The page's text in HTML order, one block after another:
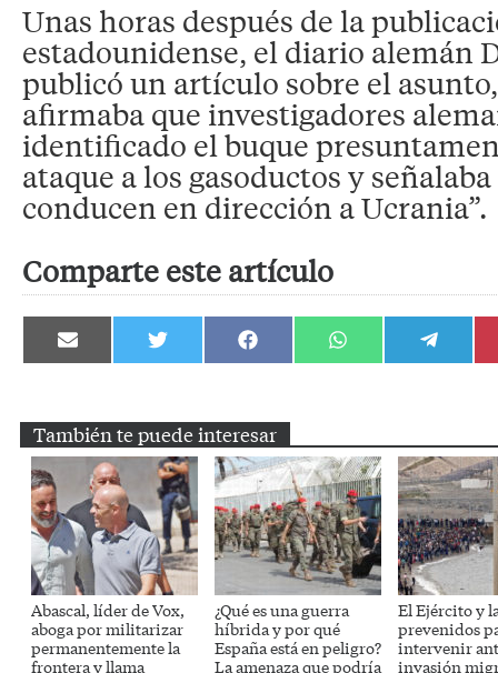
Unas horas después de la
estadounidense, el diario alemán
publicó un artículo sobre el
afirmaba que investigadores
identificado el buque
ataque a los gasoductos y
conducen en dirección a Ucrania”.
Comparte este artículo
Compartir
en
Compartir
en
Compartir
en
Compartir
en
Compartir
en
También te puede interesar
Abascal, líder de Vox,
aboga por militarizar
permanentemente la
frontera y llama
¿Qué es una guerra
híbrida y por qué
España está en peligro?
La amenaza que podría
El Ejército y
prevenidos
intervenir
invasión